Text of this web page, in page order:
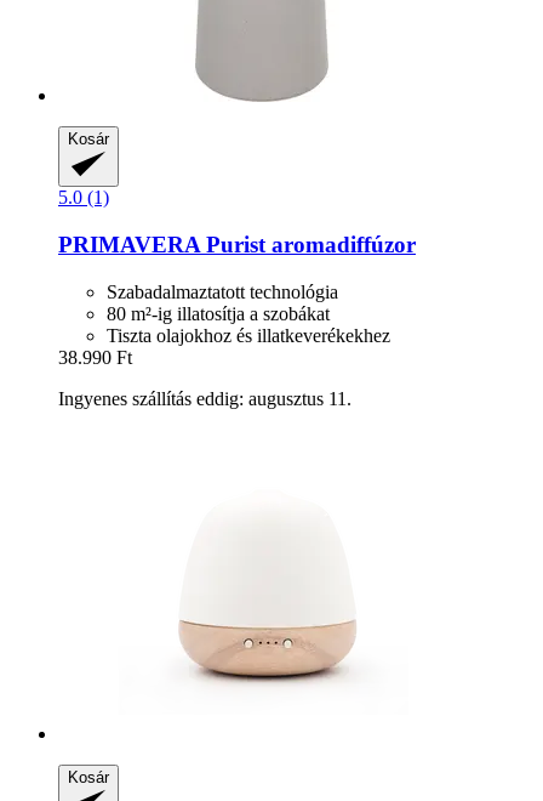
Kosár
5.0 (1)
PRIMAVERA Purist aromadiffúzor
Szabadalmaztatott technológia
80 m²-ig illatosítja a szobákat
Tiszta olajokhoz és illatkeverékekhez
38.990 Ft
Ingyenes szállítás eddig: augusztus 11.
Kosár